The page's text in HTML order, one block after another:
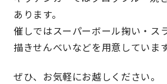
あります。
催しではスーパーボール掬い・ス
描きせんべいなどを用意しています
ぜひ、お気軽にお越しください。